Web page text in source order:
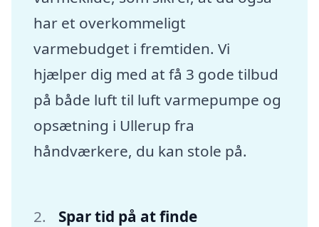
har et overkommeligt
varmebudget i fremtiden. Vi
hjælper dig med at få 3 gode tilbud
på både luft til luft varmepumpe og
opsætning i Ullerup fra
håndværkere, du kan stole på.
Spar tid på at finde